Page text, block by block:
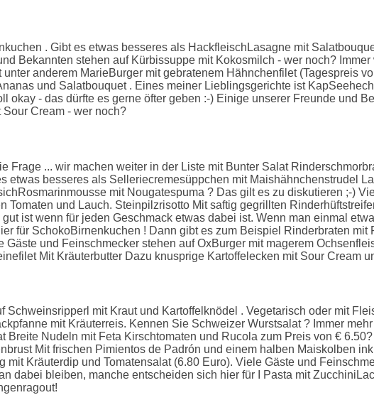
. Gibt es etwas besseres als HackfleischLasagne mit
Bekannten stehen auf Kürbissuppe mit Kokosmilch - wer noch?
anderem MarieBurger mit gebratenem Hähnchenfilet (Tagespreis
und Salatbouquet . Eines meiner Lieblingsgerichte ist
okay - das dürfte es gerne öfter geben :-) Einige unserer Freunde und
Cream - wer noch?
Frage ... wir machen weiter in der Liste mit Bunter Salat
etwas besseres als Selleriecremesüppchen mit Maishähnchenstrudel
mit Nougatespuma ? Das gilt es zu diskutieren ;-)
Tomaten und Lauch. Steinpilzrisotto Mit saftig gegrillten
ist wenn für jeden Geschmack etwas dabei ist. Wenn man einmal
für SchokoBirnenkuchen ! Dann gibt es zum Beispiel Rinderbraten
und Feinschmecker stehen auf OxBurger mit magerem
Mit Kräuterbutter Dazu knusprige Kartoffelecken mit Sour Cream
Schweinsripperl mit Kraut und Kartoffelknödel . Vegetarisch oder mit
mit Kräuterreis. Kennen Sie Schweizer Wurstsalat ? Immer
Breite Nudeln mit Feta Kirschtomaten und Rucola zum Preis von €
Mit frischen Pimientos de Padrón und einem halben Maiskolben
mit Kräuterdip und Tomatensalat (6.80 Euro). Viele Gäste und
dabei bleiben, manche entscheiden sich hier für I Pasta mit